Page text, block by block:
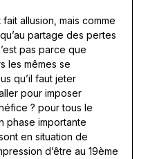
allusion, mais comme
partage des pertes
pas parce que
les mêmes se
qu’il faut jeter
pour imposer
? pour tous le
phase importante
en situation de
d’être au 19ème